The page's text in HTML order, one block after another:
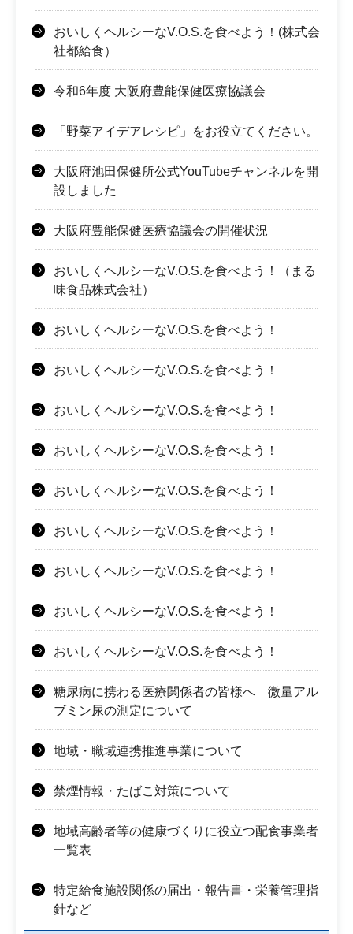
おいしくヘルシーなV.O.S.を食べよう！(株式会
社都給食）
令和6年度 大阪府豊能保健医療協議会
「野菜アイデアレシピ」をお役立てください。
大阪府池田保健所公式YouTubeチャンネルを開
設しました
大阪府豊能保健医療協議会の開催状況
おいしくヘルシーなV.O.S.を食べよう！（まる
味食品株式会社）
おいしくヘルシーなV.O.S.を食べよう！
おいしくヘルシーなV.O.S.を食べよう！
おいしくヘルシーなV.O.S.を食べよう！
おいしくヘルシーなV.O.S.を食べよう！
おいしくヘルシーなV.O.S.を食べよう！
おいしくヘルシーなV.O.S.を食べよう！
おいしくヘルシーなV.O.S.を食べよう！
おいしくヘルシーなV.O.S.を食べよう！
おいしくヘルシーなV.O.S.を食べよう！
糖尿病に携わる医療関係者の皆様へ 微量アル
ブミン尿の測定について
地域・職域連携推進事業について
禁煙情報・たばこ対策について
地域高齢者等の健康づくりに役立つ配食事業者
一覧表
特定給食施設関係の届出・報告書・栄養管理指
針など